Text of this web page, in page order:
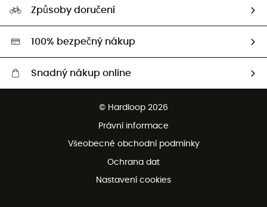
Naši Ambasadoři
Second hand
HardGreen
Způsoby doručení
100% bezpečný nákup
Snadný nákup online
Bezplatné vrácení do 100 dnů
Bezplatná zákaznická služba
© Hardloop 2026
Právní informace
Všeobecné obchodní podmínky
Ochrana dat
Nastavení cookies